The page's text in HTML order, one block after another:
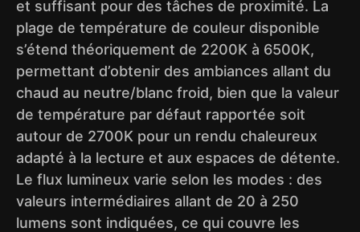
et suffisant pour des tâches de proximité. La
plage de température de couleur disponible
s’étend théoriquement de 2200K à 6500K,
permettant d’obtenir des ambiances allant du
chaud au neutre/blanc froid, bien que la valeur
de température par défaut rapportée soit
autour de 2700K pour un rendu chaleureux
adapté à la lecture et aux espaces de détente.
Le flux lumineux varie selon les modes : des
valeurs intermédiaires allant de 20 à 250
lumens sont indiquées, ce qui couvre les